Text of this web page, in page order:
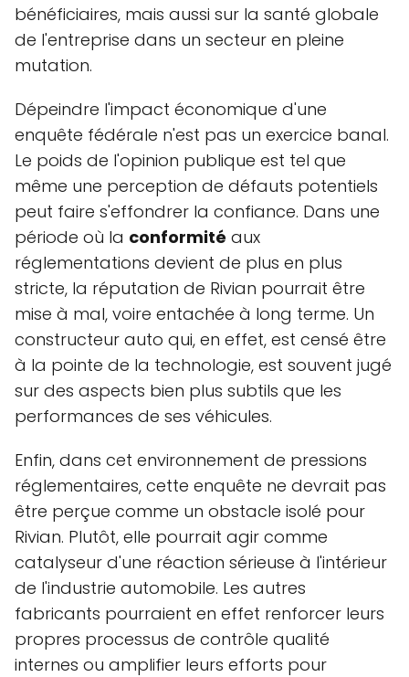
bénéficiaires, mais aussi sur la santé globale
de l'entreprise dans un secteur en pleine
mutation.
Dépeindre l'impact économique d'une
enquête fédérale n'est pas un exercice banal.
Le poids de l'opinion publique est tel que
même une perception de défauts potentiels
peut faire s'effondrer la confiance. Dans une
période où la conformité aux
réglementations devient de plus en plus
stricte, la réputation de Rivian pourrait être
mise à mal, voire entachée à long terme. Un
constructeur auto qui, en effet, est censé être
à la pointe de la technologie, est souvent jugé
sur des aspects bien plus subtils que les
performances de ses véhicules.
Enfin, dans cet environnement de pressions
réglementaires, cette enquête ne devrait pas
être perçue comme un obstacle isolé pour
Rivian. Plutôt, elle pourrait agir comme
catalyseur d'une réaction sérieuse à l'intérieur
de l'industrie automobile. Les autres
fabricants pourraient en effet renforcer leurs
propres processus de contrôle qualité
internes ou amplifier leurs efforts pour